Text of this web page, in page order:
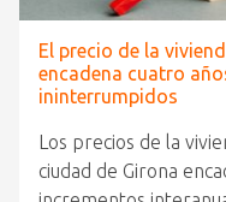
El precio de la
encadena cuatro
ininterrumpidos
Los precios de la
ciudad de Girona